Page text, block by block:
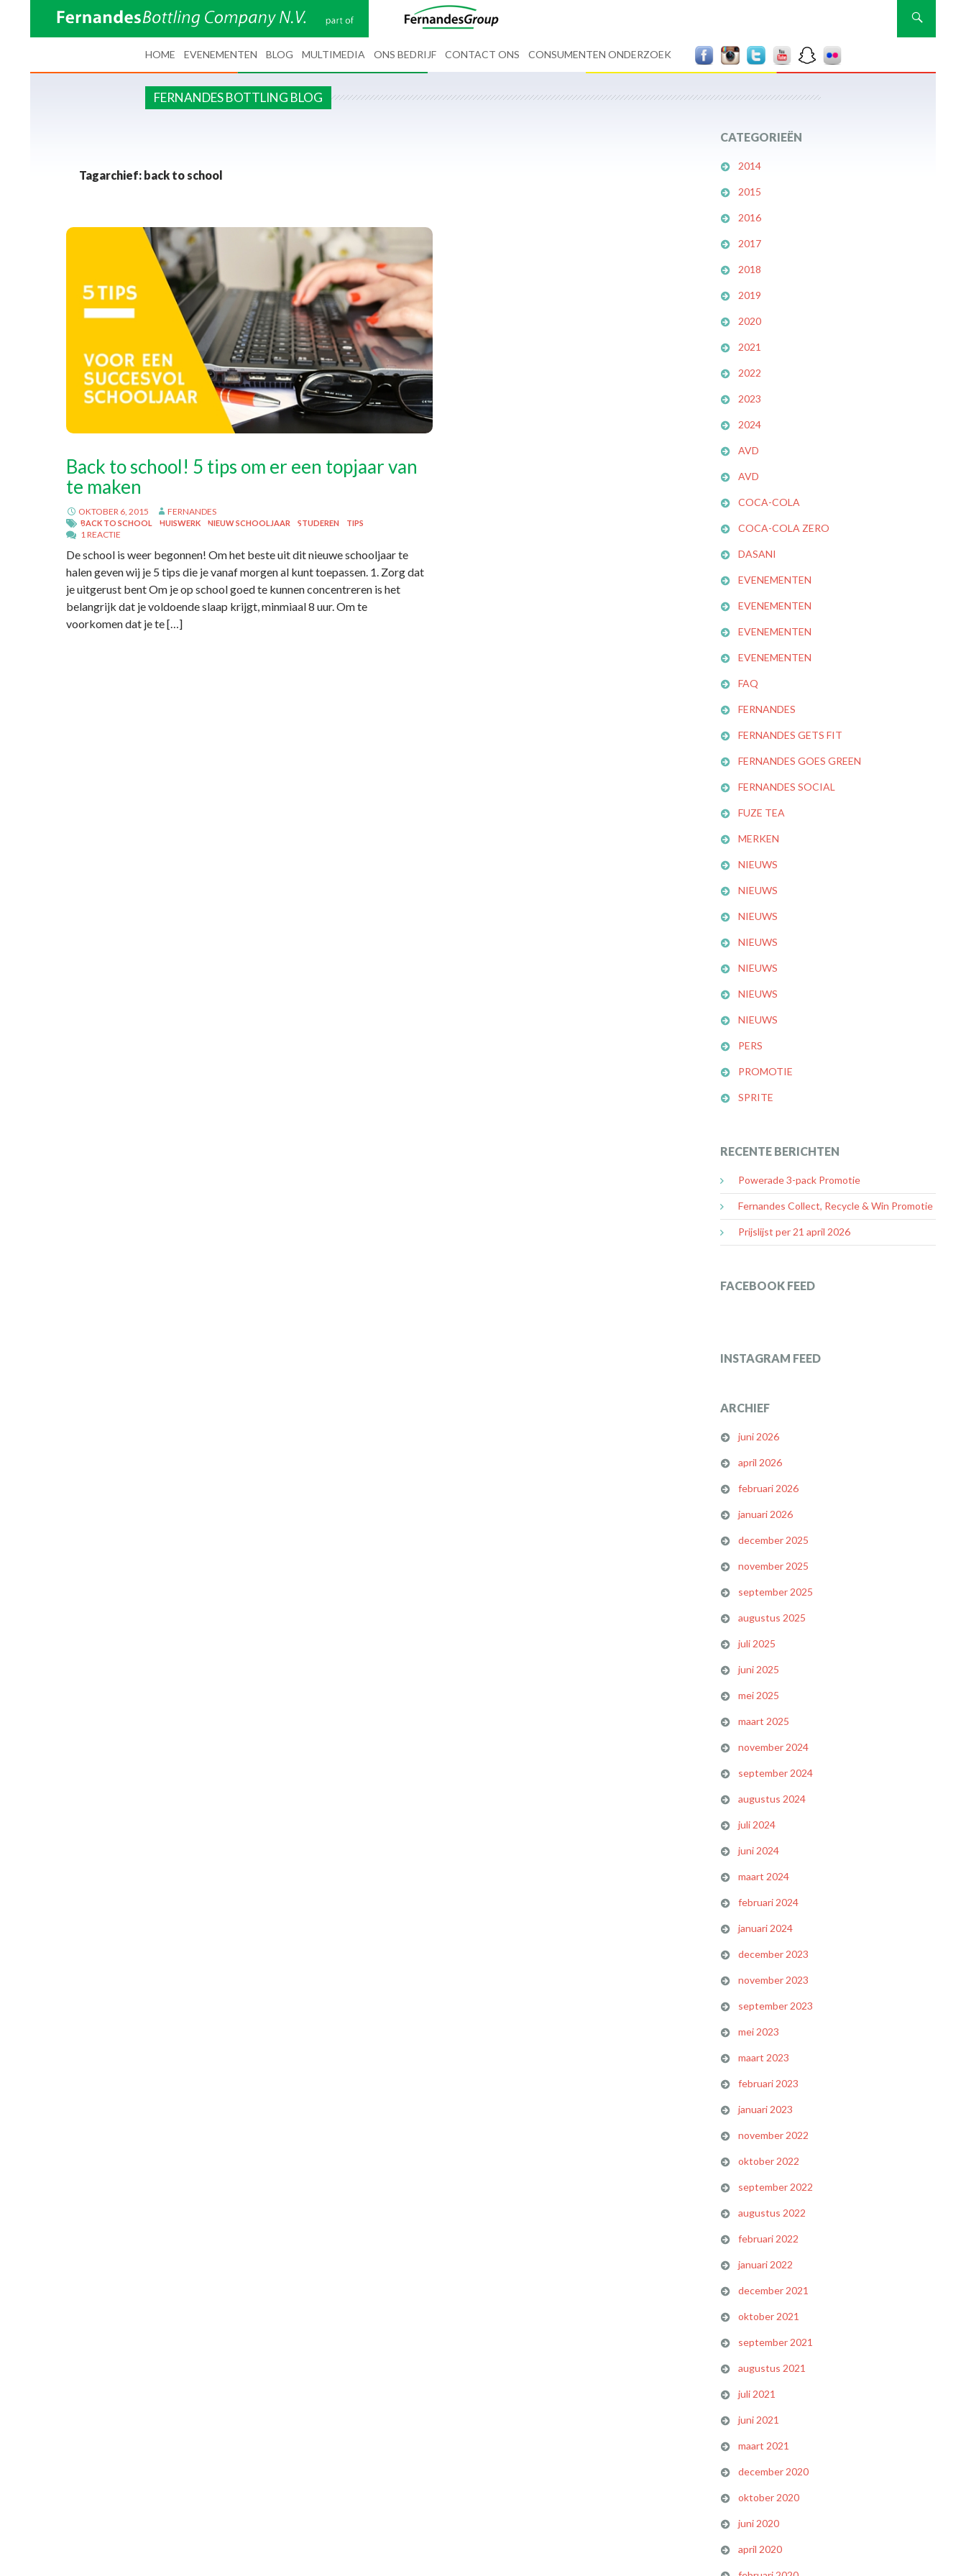
Zoeken
HOME EVENEMENTEN BLOG MULTIMEDIA ONS BEDRIJF CONTACT ONS CONSUMENTEN ONDERZOEK
FERNANDES BOTTLING BLOG
Tagarchief: back to school
Back to school! 5 tips om er een topjaar van
te maken
OKTOBER 6, 2015 FERNANDES
BACK TO SCHOOL HUISWERK NIEUW SCHOOLJAAR STUDEREN TIPS
1 REACTIE
De school is weer begonnen! Om het beste uit dit nieuwe schooljaar te
halen geven wij je 5 tips die je vanaf morgen al kunt toepassen. 1. Zorg dat
je uitgerust bent Om je op school goed te kunnen concentreren is het
belangrijk dat je voldoende slaap krijgt, minmiaal 8 uur. Om te
voorkomen dat je te […]
CATEGORIEËN
2014
2015
2016
2017
2018
2019
2020
2021
2022
2023
2024
AVD
AVD
COCA-COLA
COCA-COLA ZERO
DASANI
EVENEMENTEN
EVENEMENTEN
EVENEMENTEN
EVENEMENTEN
FAQ
FERNANDES
FERNANDES GETS FIT
FERNANDES GOES GREEN
FERNANDES SOCIAL
FUZE TEA
MERKEN
NIEUWS
NIEUWS
NIEUWS
NIEUWS
NIEUWS
NIEUWS
NIEUWS
PERS
PROMOTIE
SPRITE
RECENTE BERICHTEN
Powerade 3-pack Promotie
Fernandes Collect, Recycle & Win Promotie
Prijslijst per 21 april 2026
FACEBOOK FEED
INSTAGRAM FEED
ARCHIEF
juni 2026
april 2026
februari 2026
januari 2026
december 2025
november 2025
september 2025
augustus 2025
juli 2025
juni 2025
mei 2025
maart 2025
november 2024
september 2024
augustus 2024
juli 2024
juni 2024
maart 2024
februari 2024
januari 2024
december 2023
november 2023
september 2023
mei 2023
maart 2023
februari 2023
januari 2023
november 2022
oktober 2022
september 2022
augustus 2022
februari 2022
januari 2022
december 2021
oktober 2021
september 2021
augustus 2021
juli 2021
juni 2021
maart 2021
december 2020
oktober 2020
juni 2020
april 2020